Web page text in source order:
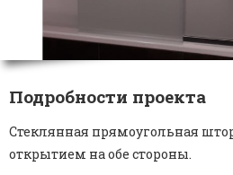
Подробности проекта
Стеклянная прямоугольная
открытием на обе стороны.